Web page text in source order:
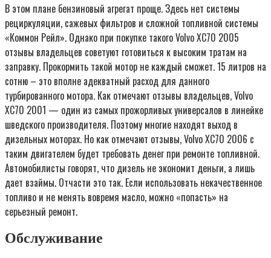
В этом плане бензиновый агрегат проще. Здесь нет системы
рециркуляции, сажевых фильтров и сложной топливной системы
«Коммон Рейл». Однако при покупке такого Volvo XC70 2005
отзывы владельцев советуют готовиться к высоким тратам на
заправку. Прокормить такой мотор не каждый сможет. 15 литров на
сотню – это вполне адекватный расход для данного
турбированного мотора. Как отмечают отзывы владельцев, Volvo
XC70 2001 — один из самых прожорливых универсалов в линейке
шведского производителя. Поэтому многие находят выход в
дизельных моторах. Но как отмечают отзывы, Volvo XC70 2006 с
таким двигателем будет требовать денег при ремонте топливной.
Автомобилисты говорят, что дизель не экономит деньги, а лишь
дает взаймы. Отчасти это так. Если использовать некачественное
топливо и не менять вовремя масло, можно «попасть» на
серьезный ремонт.
Обслуживание